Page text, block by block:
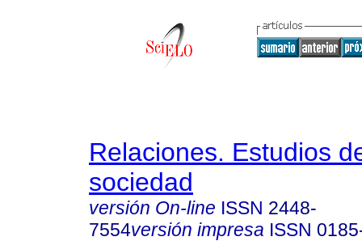
Relaciones. Estudios
sociedad
versión On-line ISSN 2448-
7554versión impresa ISSN